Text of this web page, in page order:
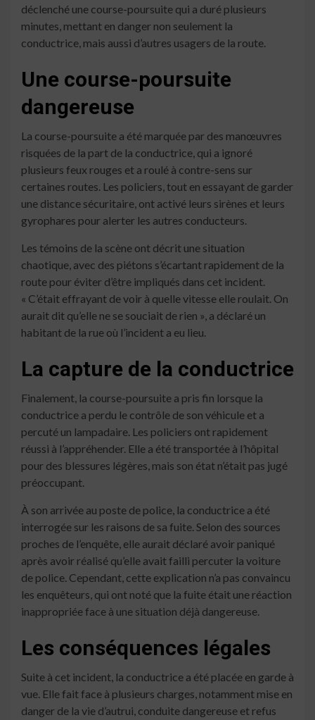
déclenché une course-poursuite qui a duré plusieurs
minutes, mettant en danger non seulement la
conductrice, mais aussi d’autres usagers de la route.
Une course-poursuite
dangereuse
La course-poursuite a été marquée par des manœuvres
risquées de la part de la conductrice, qui a ignoré
plusieurs feux rouges et a roulé à contre-sens sur
certaines routes. Les policiers, tout en essayant de garder
une distance sécuritaire, ont activé leurs sirènes et leurs
gyrophares pour alerter les autres conducteurs.
Les témoins de la scène ont décrit une situation
chaotique, avec des piétons s’écartant rapidement de la
route pour éviter d’être impliqués dans cet incident.
« C’était effrayant de voir à quelle vitesse elle roulait. On
aurait dit qu’elle ne se souciait de rien », a déclaré un
habitant de la rue où l’incident a eu lieu.
La capture de la conductrice
Finalement, la course-poursuite a pris fin lorsque la
conductrice a perdu le contrôle de son véhicule et a
percuté un lampadaire. Les policiers ont rapidement
réussi à l’appréhender. Elle a été transportée à l’hôpital
pour des blessures légères, mais son état n’était pas jugé
préoccupant.
À son arrivée au poste de police, la conductrice a été
interrogée sur les raisons de sa fuite. Selon des sources
proches de l’enquête, elle aurait déclaré avoir paniqué
après avoir réalisé qu’elle avait failli percuter la voiture
de police. Cependant, cette explication n’a pas convaincu
les enquêteurs, qui ont noté que la fuite était une réaction
inappropriée face à une situation déjà dangereuse.
Les conséquences légales
Suite à cet incident, la conductrice a été placée en garde à
vue. Elle fait face à plusieurs charges, notamment mise en
danger de la vie d’autrui, conduite dangereuse et refus